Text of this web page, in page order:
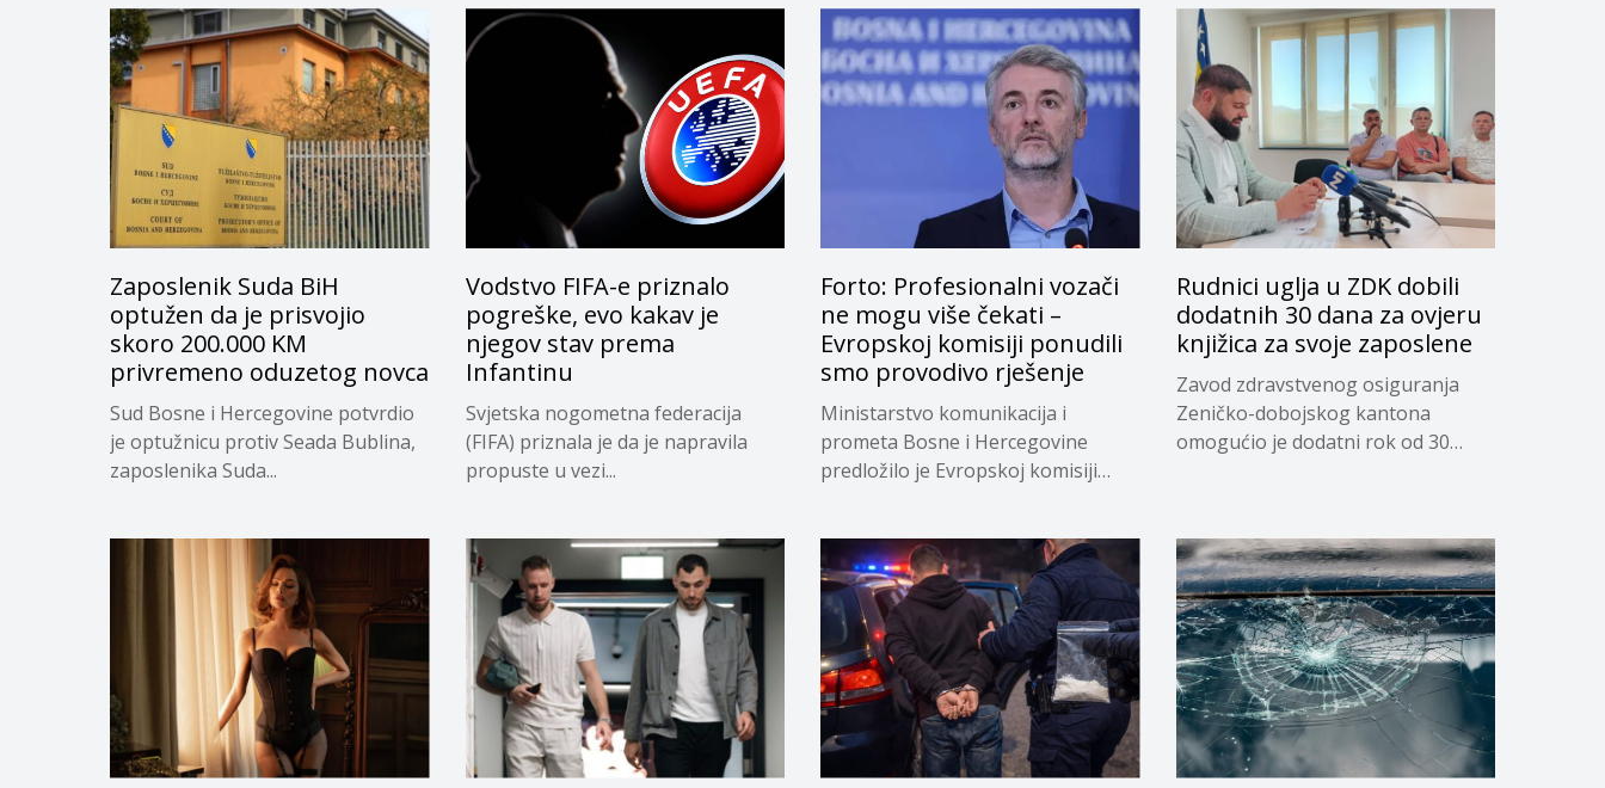
Zaposlenik Suda BiH
optužen da je prisvojio
skoro 200.000 KM
privremeno oduzetog novca
Sud Bosne i Hercegovine potvrdio
je optužnicu protiv Seada Bublina,
zaposlenika Suda...
Vodstvo FIFA-e priznalo
pogreške, evo kakav je
njegov stav prema
Infantinu
Svjetska nogometna federacija
(FIFA) priznala je da je napravila
propuste u vezi...
Forto: Profesionalni vozači
ne mogu više čekati –
Evropskoj komisiji ponudili
smo provodivo rješenje
Ministarstvo komunikacija i
prometa Bosne i Hercegovine
predložilo je Evropskoj komisiji
Rudnici uglja u ZDK dobili
dodatnih 30 dana za ovjeru
knjižica za svoje zaposlene
Zavod zdravstvenog osiguranja
Zeničko-dobojskog kantona
omogućio je dodatni rok od 30